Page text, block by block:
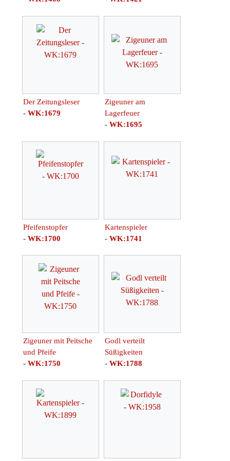
Der Zeitungsleser
- WK:1679
Zigeuner am
Lagerfeuer
- WK:1695
Pfeifenstopfer
- WK:1700
Kartenspieler
- WK:1741
Zigeuner mit Peitsche
und Pfeife
- WK:1750
Godl verteilt
Süßigkeiten
- WK:1788